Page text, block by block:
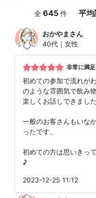
全 645 件 平均
おかやまさん
40代｜女性
非常に満足
初めての参加で流れが
のような雰囲気で飲み
楽しくお話しできました
一般のお客さんもいな
ったです。
初めての方は思いきっ
♪
2023-12-25 11:12